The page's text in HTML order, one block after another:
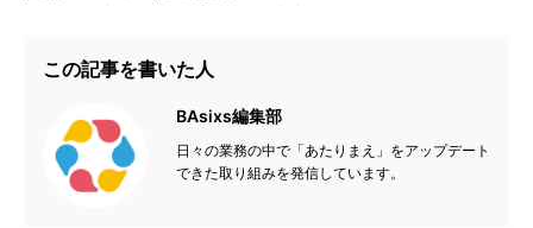
この記事を書いた人
BAsixs編集部
日々の業務の中で「あたりまえ」をアップデート
できた取り組みを発信しています。